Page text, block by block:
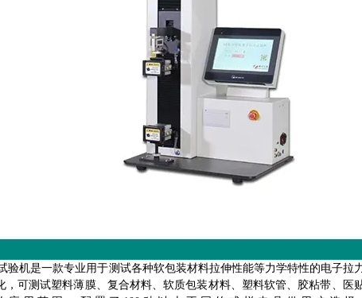
验机是一款专业用于测试各种软包装材料拉伸性能等力学特性的电子
，可测试塑料薄膜、复合材料、软质包装材料、塑料软管、胶粘带、